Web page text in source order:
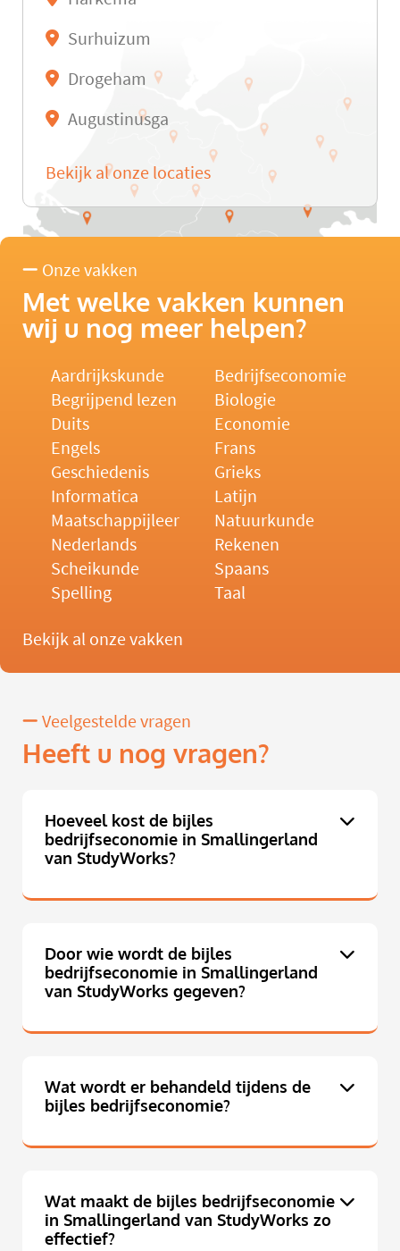
Surhuizum
Drogeham
Augustinusga
Bekijk al onze locaties
Onze vakken
Met welke vakken kunnen
wij u nog meer helpen?
Aardrijkskunde
Bedrijfseconomie
Begrijpend lezen
Biologie
Duits
Economie
Engels
Frans
Geschiedenis
Grieks
Informatica
Latijn
Maatschappijleer
Natuurkunde
Nederlands
Rekenen
Scheikunde
Spaans
Spelling
Taal
Bekijk al onze vakken
Veelgestelde vragen
Heeft u nog vragen?
Hoeveel kost de bijles
bedrijfseconomie in Smallingerland
van StudyWorks?
Door wie wordt de bijles
bedrijfseconomie in Smallingerland
van StudyWorks gegeven?
Wat wordt er behandeld tijdens de
bijles bedrijfseconomie?
Wat maakt de bijles bedrijfseconomie
in Smallingerland van StudyWorks zo
effectief?